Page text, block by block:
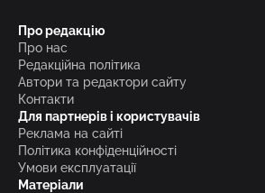
Про редакцію
Про нас
Редакційна політика
Автори та редактори сайту
Контакти
Для партнерів і користувачів
Реклама на сайті
Політика конфіденційності
Умови експлуатації
Матеріали